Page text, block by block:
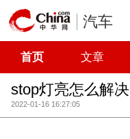
汽车
首页 文章
stop灯亮怎么解决
2022-01-16 16:27:05